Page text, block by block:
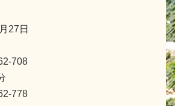
27日
708
778